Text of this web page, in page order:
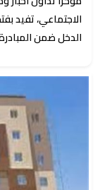
الاجتماعي، تفيد
الدخل ضمن